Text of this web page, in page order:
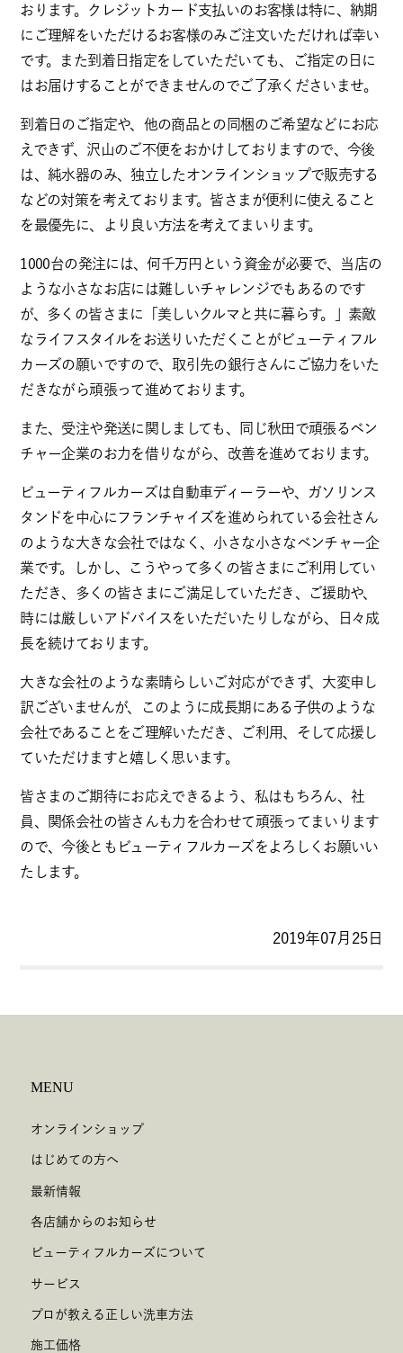
おります。クレジットカード支払いのお客様は特に、納期
にご理解をいただけるお客様のみご注文いただければ幸い
です。また到着日指定をしていただいても、ご指定の日に
はお届けすることができませんのでご了承くださいませ。
到着日のご指定や、他の商品との同梱のご希望などにお応
えできず、沢山のご不便をおかけしておりますので、今後
は、純水器のみ、独立したオンラインショップで販売する
などの対策を考えております。皆さまが便利に使えること
を最優先に、より良い方法を考えてまいります。
1000台の発注には、何千万円という資金が必要で、当店の
ような小さなお店には難しいチャレンジでもあるのです
が、多くの皆さまに「美しいクルマと共に暮らす。」素敵
なライフスタイルをお送りいただくことがビューティフル
カーズの願いですので、取引先の銀行さんにご協力をいた
だきながら頑張って進めております。
また、受注や発送に関しましても、同じ秋田で頑張るベン
チャー企業のお力を借りながら、改善を進めております。
ビューティフルカーズは自動車ディーラーや、ガソリンス
タンドを中心にフランチャイズを進められている会社さん
のような大きな会社ではなく、小さな小さなベンチャー企
業です。しかし、こうやって多くの皆さまにご利用してい
ただき、多くの皆さまにご満足していただき、ご援助や、
時には厳しいアドバイスをいただいたりしながら、日々成
長を続けております。
大きな会社のような素晴らしいご対応ができず、大変申し
訳ございませんが、このように成長期にある子供のような
会社であることをご理解いただき、ご利用、そして応援し
ていただけますと嬉しく思います。
皆さまのご期待にお応えできるよう、私はもちろん、社
員、関係会社の皆さんも力を合わせて頑張ってまいります
ので、今後ともビューティフルカーズをよろしくお願いい
たします。
2019年07月25日
MENU
オンラインショップ
はじめての方へ
最新情報
各店舗からのお知らせ
ビューティフルカーズについて
サービス
プロが教える正しい洗車方法
施工価格